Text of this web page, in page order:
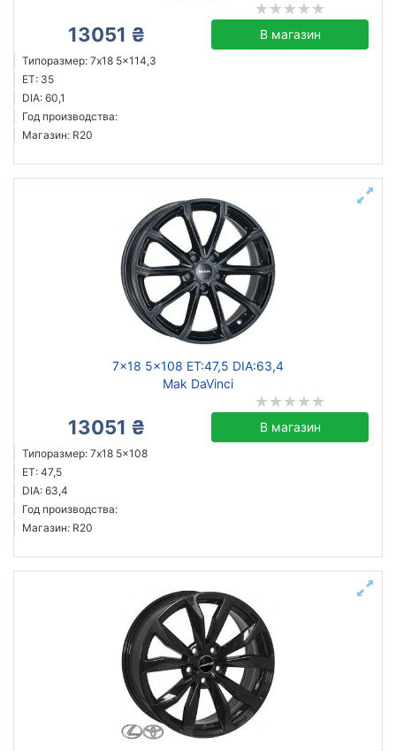
13051 ₴ В магазин
Типоразмер: 7x18 5x114,3
ET: 35
DIA: 60,1
Год производства:
Магазин: R20
7x18 5x108 ET:47,5 DIA:63,4
Mak DaVinci
13051 ₴ В магазин
Типоразмер: 7x18 5x108
ET: 47,5
DIA: 63,4
Год производства:
Магазин: R20